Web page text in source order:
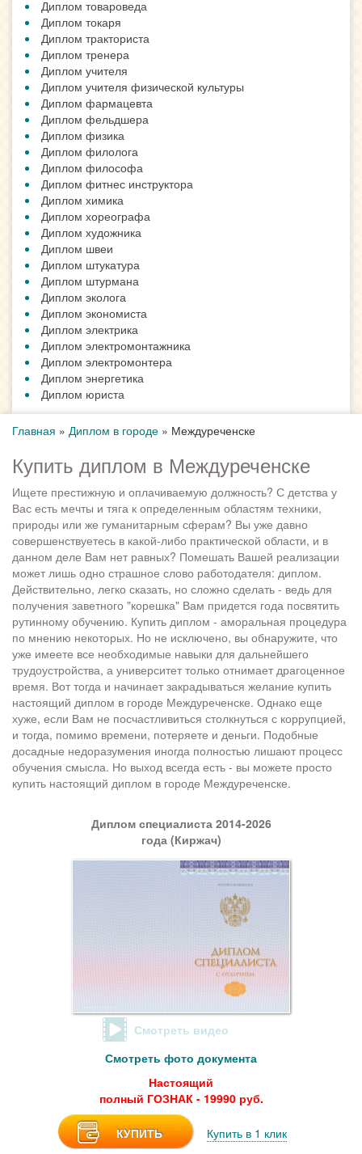
Диплом товароведа
Диплом токаря
Диплом тракториста
Диплом тренера
Диплом учителя
Диплом учителя физической культуры
Диплом фармацевта
Диплом фельдшера
Диплом физика
Диплом филолога
Диплом философа
Диплом фитнес инструктора
Диплом химика
Диплом хореографа
Диплом художника
Диплом швеи
Диплом штукатура
Диплом штурмана
Диплом эколога
Диплом экономиста
Диплом электрика
Диплом электромонтажника
Диплом электромонтера
Диплом энергетика
Диплом юриста
Главная » Диплом в городе » Междуреченске
Купить диплом в Междуреченске
Ищете престижную и оплачиваемую должность? С детства у
Вас есть мечты и тяга к определенным областям техники,
природы или же гуманитарным сферам? Вы уже давно
совершенствуетесь в какой-либо практической области, и в
данном деле Вам нет равных? Помешать Вашей реализации
может лишь одно страшное слово работодателя: диплом.
Действительно, легко сказать, но сложно сделать - ведь для
получения заветного "корешка" Вам придется года посвятить
рутинному обучению. Купить диплом - аморальная процедура
по мнению некоторых. Но не исключено, вы обнаружите, что
уже имеете все необходимые навыки для дальнейшего
трудоустройства, а университет только отнимает драгоценное
время. Вот тогда и начинает закрадываться желание купить
настоящий диплом в городе Междуреченске. Однако еще
хуже, если Вам не посчастливиться столкнуться с коррупцией,
и тогда, помимо времени, потеряете и деньги. Подобные
досадные недоразумения иногда полностью лишают процесс
обучения смысла. Но выход всегда есть - вы можете просто
купить настоящий диплом в городе Междуреченске.
Диплом специалиста 2014-2026
года (Киржач)
Смотреть видео
Смотреть фото документа
Настоящий
полный ГОЗНАК - 19990 руб.
КУПИТЬ Купить в 1 клик